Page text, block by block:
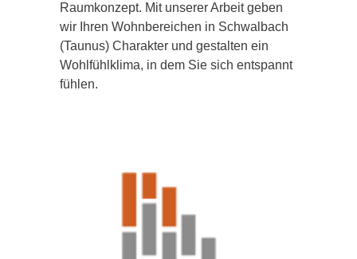
Raumkonzept. Mit unserer Arbeit geben
wir Ihren Wohnbereichen in Schwalbach
(Taunus) Charakter und gestalten ein
Wohlfühlklima, in dem Sie sich entspannt
fühlen.